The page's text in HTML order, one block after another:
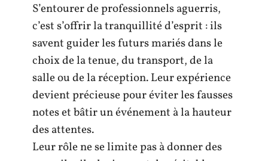
S’entourer de professionnels aguerris,
c’est s’offrir la tranquillité d’esprit : ils
savent guider les futurs mariés dans le
choix de la tenue, du transport, de la
salle ou de la réception. Leur expérience
devient précieuse pour éviter les fausses
notes et bâtir un événement à la hauteur
des attentes.
Leur rôle ne se limite pas à donner des